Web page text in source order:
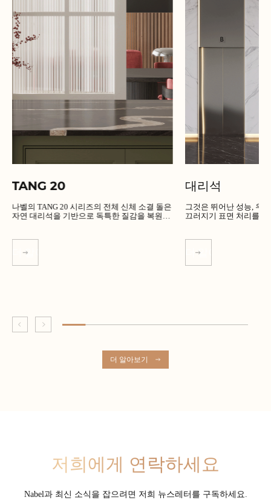
TANG 20
나벨의 TANG 20 시리즈의 전체 신체 소결 돌은
자연 대리석을 기반으로 독특한 질감을 복원합
더 알아보기
대리석
그것은 뛰어난 성능, 우
끄러지기 표면 처리를
더 알아보기
더 알아보기
저희에게 연락하세요
Nabel과 최신 소식을 잡으려면 저희 뉴스레터를 구독하세요.